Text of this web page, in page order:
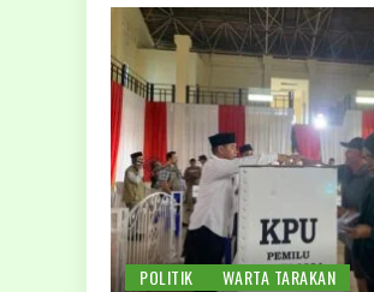
POLITIK WARTA TARAKAN